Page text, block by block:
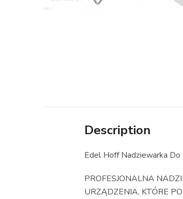
Description
Edel Hoff Nadziewarka
PROFESJONALNA
URZĄDZENIA, KTÓRE